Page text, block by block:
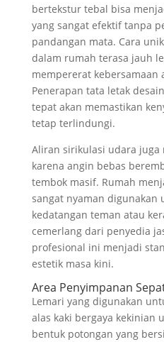
bertekstur tebal bisa
yang sangat efektif tanpa
pandangan mata. Cara
dalam rumah terasa jauh
mempererat kebersamaan
Penerapan tata letak
tepat akan memastikan
tetap terlindungi.
Aliran sirikulasi udara
karena angin bebas
tembok masif. Rumah
sangat nyaman digunakan
kedatangan teman atau
cemerlang dari penyedia
profesional ini menjadi
estetik masa kini.
Area Penyimpanan
Lemari yang digunakan
alas kaki bergaya kekinian
bentuk potongan yang